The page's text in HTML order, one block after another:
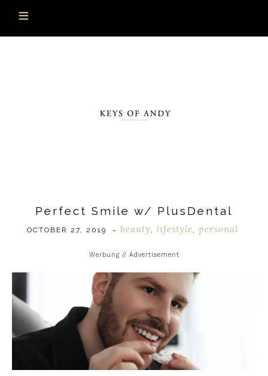
Perfect Smile w/ PlusDental
OCTOBER 27, 2019 ~ beauty lifestyle personal
Werbung // Advertisement